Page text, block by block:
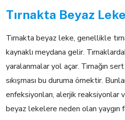
Tırnakta Beyaz
Tırnakta beyaz leke, genellikle
kaynaklı meydana gelir.
yaralanmalar yol açar. Tırnağın
sıkışması bu duruma örnektir.
enfeksiyonları, alerjik reaksiyonlar
beyaz lekelere neden olan yaygın